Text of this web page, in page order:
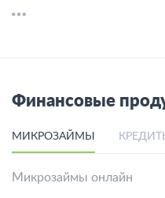
Финансовые
МИКРОЗАЙМЫ
Микрозаймы онлайн